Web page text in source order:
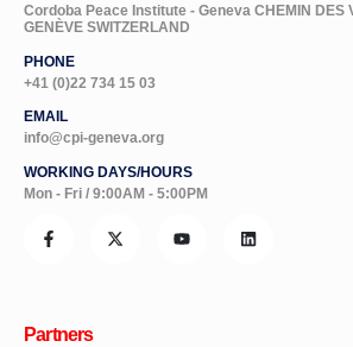
Cordoba Peace Institute - Geneva CHEMIN DES
GENÈVE SWITZERLAND
PHONE
+41 (0)22 734 15 03
EMAIL
info@cpi-geneva.org
WORKING DAYS/HOURS
Mon - Fri / 9:00AM - 5:00PM
Partners